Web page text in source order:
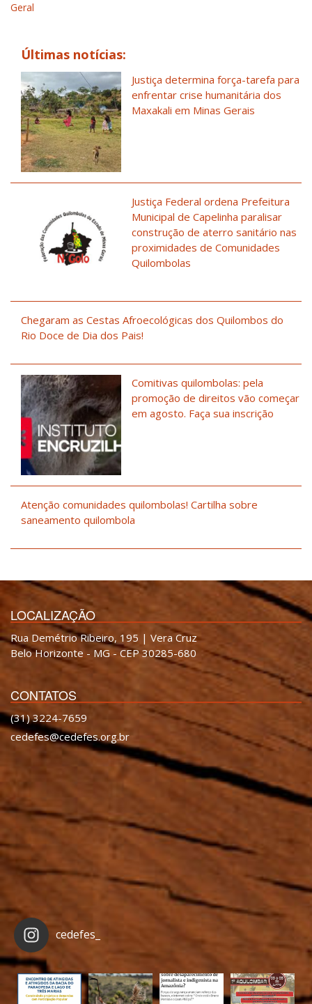
Geral
Últimas notícias:
Justiça determina força-tarefa para
enfrentar crise humanitária dos
Maxakali em Minas Gerais
Justiça Federal ordena Prefeitura
Municipal de Capelinha paralisar
construção de aterro sanitário nas
proximidades de Comunidades
Quilombolas
Chegaram as Cestas Afroecológicas dos Quilombos do
Rio Doce de Dia dos Pais!
Comitivas quilombolas: pela
promoção de direitos vão começar
em agosto. Faça sua inscrição
Atenção comunidades quilombolas! Cartilha sobre
saneamento quilombola
LOCALIZAÇÃO
Rua Demétrio Ribeiro, 195 | Vera Cruz
Belo Horizonte - MG - CEP 30285-680
CONTATOS
(31) 3224-7659
cedefes@cedefes.org.br
cedefes_